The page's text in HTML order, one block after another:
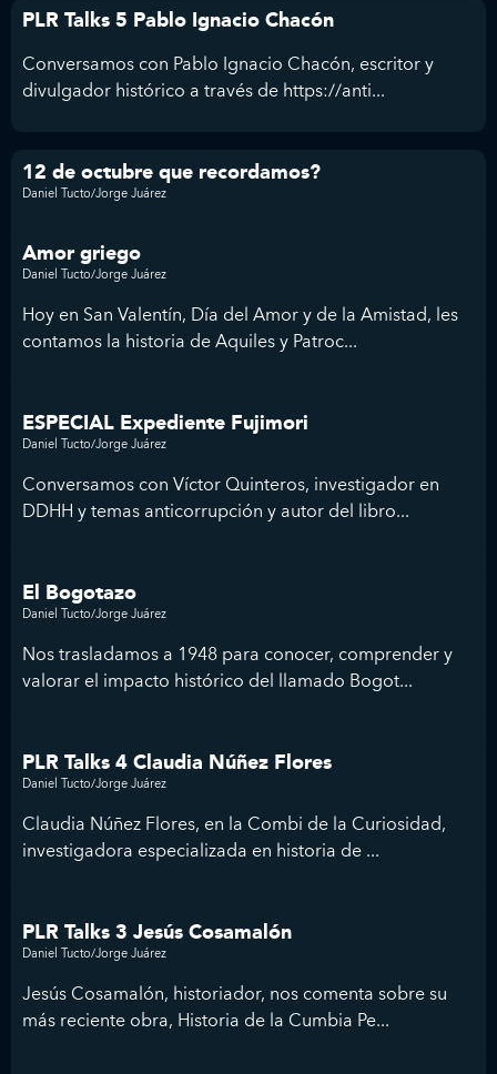
PLR Talks 5 Pablo Ignacio Chacón
Conversamos con Pablo Ignacio Chacón, escritor y
divulgador histórico a través de https://anti...
12 de octubre que recordamos?
Daniel Tucto/Jorge Juárez
Amor griego
Daniel Tucto/Jorge Juárez
Hoy en San Valentín, Día del Amor y de la Amistad, les
contamos la historia de Aquiles y Patroc...
ESPECIAL Expediente Fujimori
Daniel Tucto/Jorge Juárez
Conversamos con Víctor Quinteros, investigador en
DDHH y temas anticorrupción y autor del libro...
El Bogotazo
Daniel Tucto/Jorge Juárez
Nos trasladamos a 1948 para conocer, comprender y
valorar el impacto histórico del llamado Bogot...
PLR Talks 4 Claudia Núñez Flores
Daniel Tucto/Jorge Juárez
Claudia Núñez Flores, en la Combi de la Curiosidad,
investigadora especializada en historia de ...
PLR Talks 3 Jesús Cosamalón
Daniel Tucto/Jorge Juárez
Jesús Cosamalón, historiador, nos comenta sobre su
más reciente obra, Historia de la Cumbia Pe...